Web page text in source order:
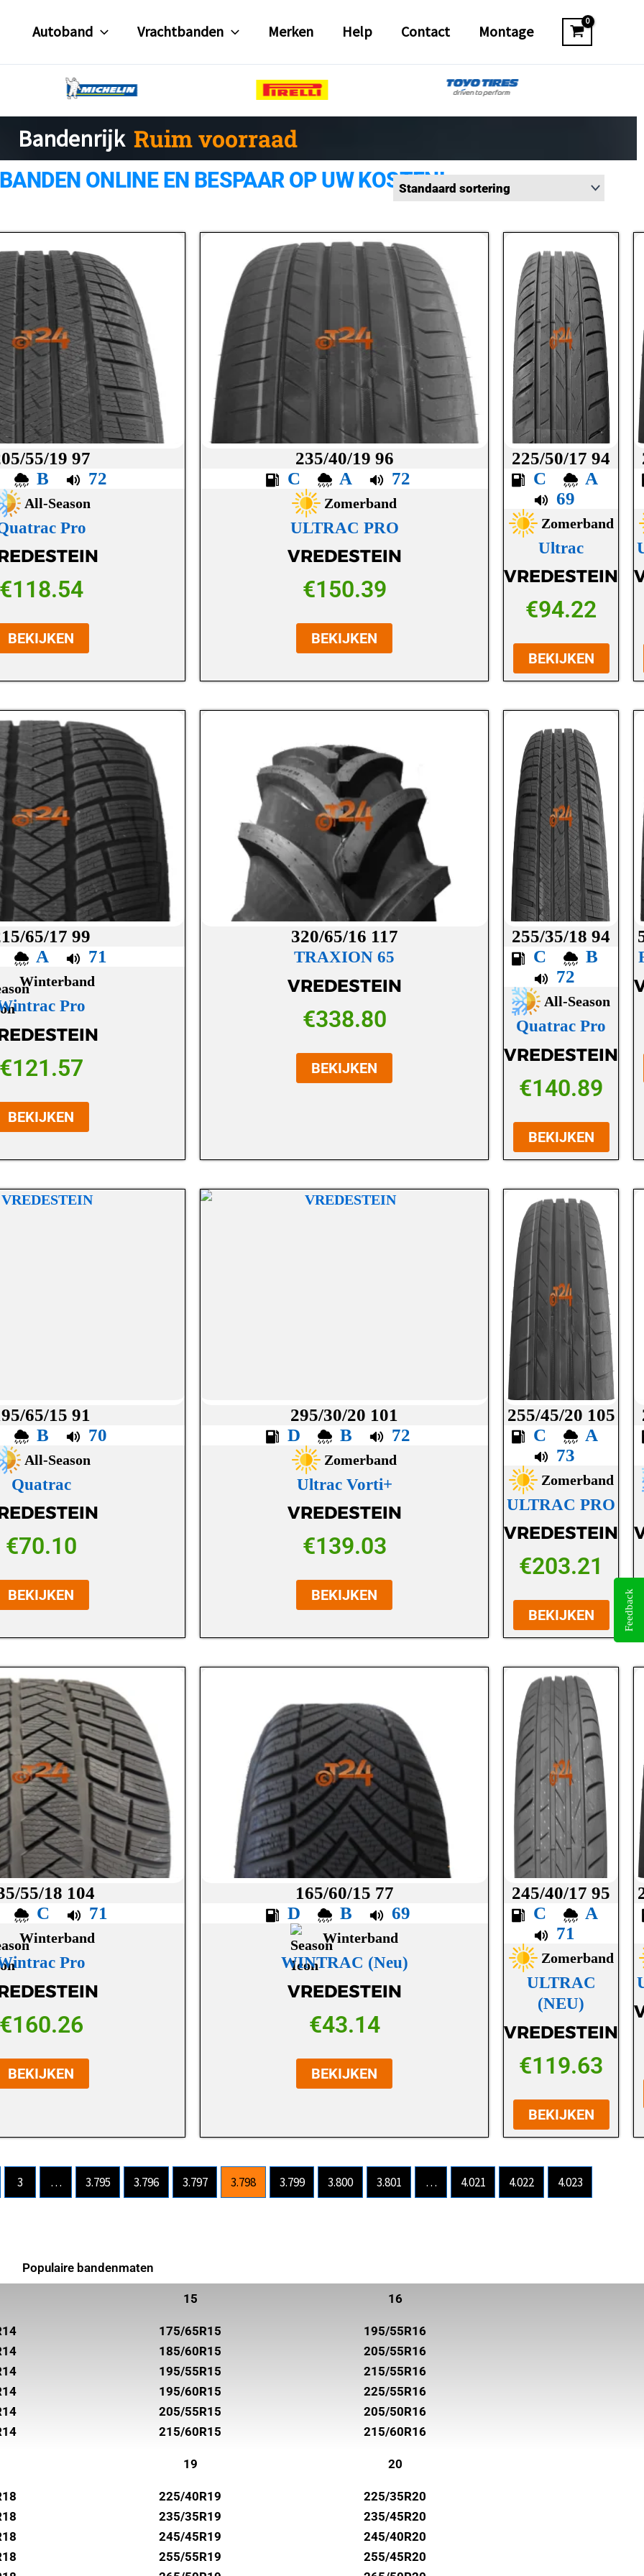
Autoband Vrachtbanden Merken Help Contact Montage
Bandenrijk
Ruim voorraad
Gratis verzending
ONLINE EN BESPAAR OP UW KOSTEN!
55/19 97
B 72
All-Season
Pro
€118.54
BEKIJKEN
235/40/19 96
C
A 72
Zomerband
ULTRAC PRO
VREDESTEIN
€150.39
BEKIJKEN
225/50/17 94
C
A
69
Zomerband
Ultrac
VREDESTEIN
€94.22
BEKIJKEN
65/17 99
A 71
Winterband
Pro
€121.57
BEKIJKEN
320/65/16 117
TRAXION 65
VREDESTEIN
€338.80
BEKIJKEN
255/35/18 94
C
B
72
All-Season
Quatrac Pro
VREDESTEIN
€140.89
BEKIJKEN
65/15 91
B 70
All-Season
Quatrac
€70.10
BEKIJKEN
295/30/20 101
D
B 72
Zomerband
Ultrac Vorti+
VREDESTEIN
€139.03
BEKIJKEN
255/45/20 105
C
A
73
Zomerband
ULTRAC PRO
VREDESTEIN
€203.21
BEKIJKEN
55/18 104
C 71
Winterband
Pro
€160.26
BEKIJKEN
165/60/15 77
D
B 69
Winterband
WINTRAC (Neu)
VREDESTEIN
€43.14
BEKIJKEN
245/40/17 95
C
A
71
Zomerband
ULTRAC
(NEU)
VREDESTEIN
€119.63
BEKIJKEN
3 … 3.795 3.796 3.797 3.798 3.799 3.800 3.801 … 4.021 4.022 4.023
Populaire bandenmaten
15
175/65R15
185/60R15
195/55R15
195/60R15
205/55R15
215/60R15
16
195/55R16
205/55R16
215/55R16
225/55R16
205/50R16
215/60R16
19
225/40R19
235/35R19
245/45R19
255/55R19
20
225/35R20
235/45R20
245/40R20
255/45R20
Feedback